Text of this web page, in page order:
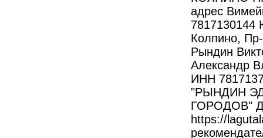
адрес
7817130144
Колпино,
Рындин
Александр
ИНН
"РЫНДИН
ГОРОДОВ"
https://